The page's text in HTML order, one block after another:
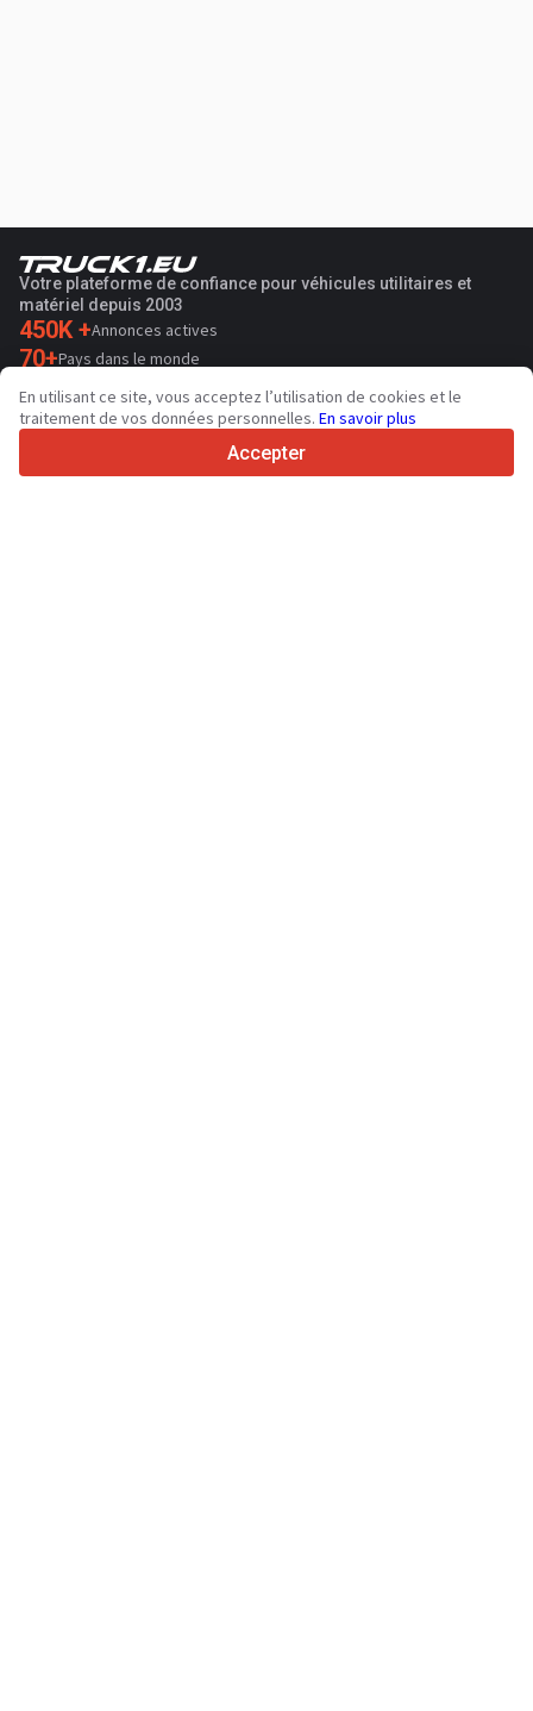
Votre plateforme de confiance pour véhicules utilitaires et
matériel depuis 2003
450K +Annonces actives
70+Pays dans le monde
36 Langues prises en charge
4.7/5
En utilisant ce site, vous acceptez l’utilisation de cookies et le
traitement de vos données personnelles. En savoir plus
Accepter